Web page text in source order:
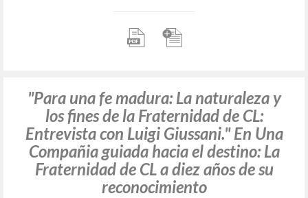
"Para una fe madura: La naturaleza y
los fines de la Fraternidad de CL:
Entrevista con Luigi Giussani." En Una
Compañia guiada hacia el destino: La
Fraternidad de CL a diez años de su
reconocimiento